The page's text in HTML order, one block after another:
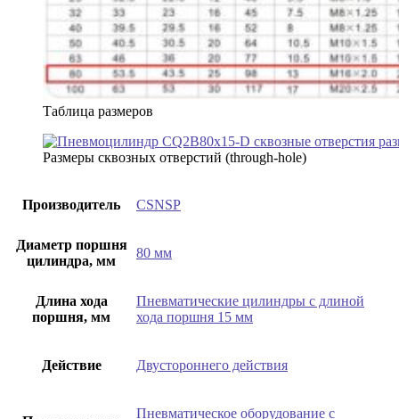
Таблица размеров
Размеры сквозных отверстий (through-hole)
Производитель CSNSP
Диаметр поршня
цилиндра, мм
80 мм
Длина хода
поршня, мм
Пневматические цилиндры с длиной
хода поршня 15 мм
Действие Двустороннего действия
Пневматическое оборудование с